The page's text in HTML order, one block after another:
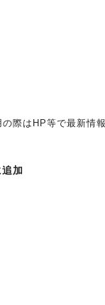
際はHP等で最新情
加